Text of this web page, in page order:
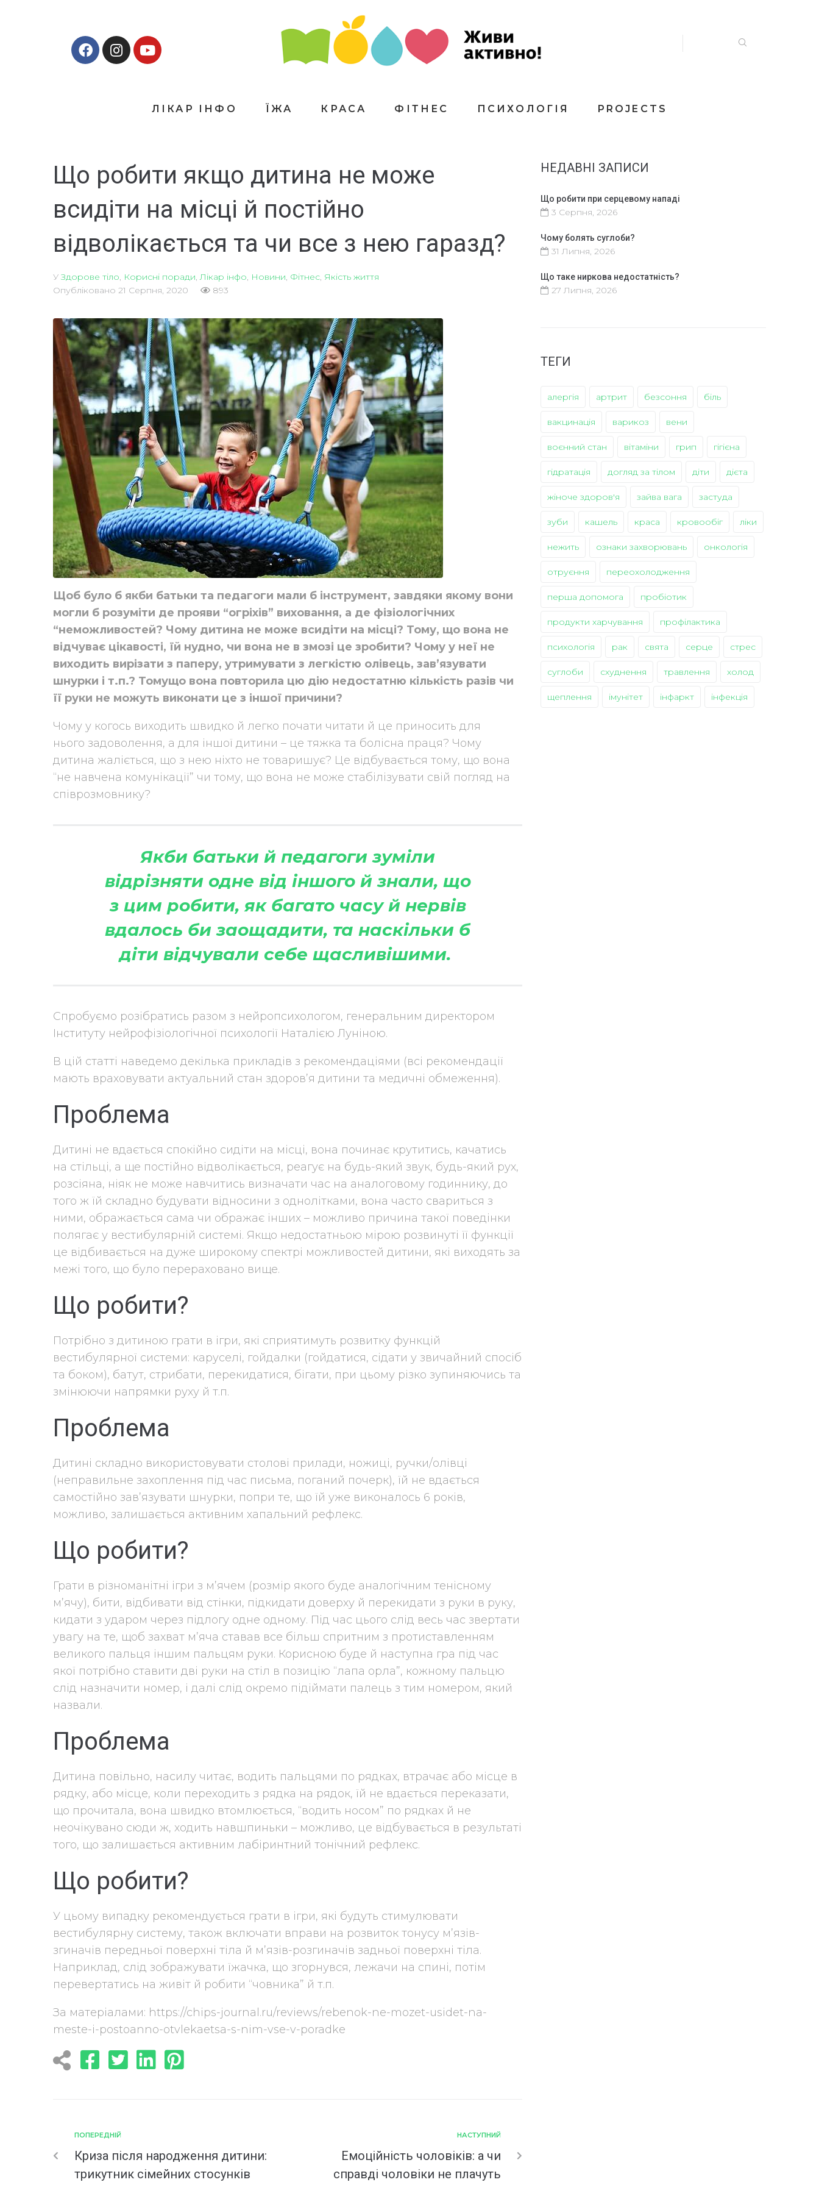
ЛІКАР ІНФО ЇЖА КРАСА ФІТНЕС ПСИХОЛОГІЯ PROJECTS
Що робити якщо дитина не може
всидіти на місці й постійно
відволікається та чи все з нею гаразд?
УЗдорове тіло, Корисні поради,Лікар інфо, Новини, Фітнес, Якість життя
Опубліковано 21 Серпня, 2020 893
Щоб було б якби батьки та педагоги мали б інструмент, завдяки якому вони
могли б розуміти де прояви “огріхів” виховання, а де фізіологічних
“неможливостей? Чому дитина не може всидіти на місці? Тому, що вона не
відчуває цікавості, їй нудно, чи вона не в змозі це зробити? Чому у неї не
виходить вирізати з паперу, утримувати з легкістю олівець, зав’язувати
шнурки і т.п.? Томущо вона повторила цю дію недостатню кількість разів чи
її руки не можуть виконати це з іншої причини?
Чому у когось виходить швидко й легко почати читати й це приносить для
нього задоволення, а для іншої дитини – це тяжка та болісна праця? Чому
дитина жаліється, що з нею ніхто не товаришує? Це відбувається тому, що вона
“не навчена комунікації” чи тому, що вона не може стабілізувати свій погляд на
співрозмовнику?
Якби батьки й педагоги зуміли
відрізняти одне від іншого й знали, що
з цим робити, як багато часу й нервів
вдалось би заощадити, та наскільки б
діти відчували себе щасливішими.
Спробуємо розібратись разом з нейропсихологом, генеральним директором
Інституту нейрофізіологічної психології Наталією Луніною.
В цій статті наведемо декілька прикладів з рекомендаціями (всі рекомендації
мають враховувати актуальний стан здоров’я дитини та медичні обмеження).
Проблема
Дитині не вдається спокійно сидіти на місці, вона починає крутитись, качатись
на стільці, а ще постійно відволікається, реагує на будь-який звук, будь-який рух,
розсіяна, ніяк не може навчитись визначати час на аналоговому годиннику, до
того ж їй складно будувати відносини з однолітками, вона часто свариться з
ними, ображається сама чи ображає інших – можливо причина такої поведінки
полягає у вестибулярній системі. Якщо недостатньою мірою розвинуті її функції
це відбивається на дуже широкому спектрі можливостей дитини, які виходять за
межі того, що було перераховано вище.
Що робити?
Потрібно з дитиною грати в ігри, які сприятимуть розвитку функцій
вестибулярної системи: каруселі, гойдалки (гойдатися, сідати у звичайний спосіб
та боком), батут, стрибати, перекидатися, бігати, при цьому різко зупиняючись та
змінюючи напрямки руху й т.п.
Проблема
Дитині складно використовувати столові прилади, ножиці, ручки/олівці
(неправильне захоплення під час письма, поганий почерк), їй не вдається
самостійно зав’язувати шнурки, попри те, що їй уже виконалось 6 років,
можливо, залишається активним хапальний рефлекс.
Що робити?
Грати в різноманітні ігри з м’ячем (розмір якого буде аналогічним тенісному
м’ячу), бити, відбивати від стінки, підкидати доверху й перекидати з руки в руку,
кидати з ударом через підлогу одне одному. Під час цього слід весь час звертати
увагу на те, щоб захват м’яча ставав все більш спритним з протиставленням
великого пальця іншим пальцям руки. Корисною буде й наступна гра під час
якої потрібно ставити дві руки на стіл в позицію “лапа орла”, кожному пальцю
слід назначити номер, і далі слід окремо підіймати палець з тим номером, який
назвали.
Проблема
Дитина повільно, насилу читає, водить пальцями по рядках, втрачає або місце в
рядку, або місце, коли переходить з рядка на рядок, їй не вдається переказати,
що прочитала, вона швидко втомлюється, “водить носом” по рядках й не
неочікувано сюди ж, ходить навшпиньки – можливо, це відбувається в результаті
того, що залишається активним лабіринтний тонічний рефлекс.
Що робити?
У цьому випадку рекомендується грати в ігри, які будуть стимулювати
вестибулярну систему, також включати вправи на розвиток тонусу м’язів-
згиначів передньої поверхні тіла й м’язів-розгиначів задньої поверхні тіла.
Наприклад, слід зображувати їжачка, що згорнувся, лежачи на спині, потім
перевертатись на живіт й робити “човника” й т.п.
За матеріалами: https://chips-journal.ru/reviews/rebenok-ne-mozet-usidet-na-
meste-i-postoanno-otvlekaetsa-s-nim-vse-v-poradke
ПОПЕРЕДНІЙ
Криза після народження дитини:
трикутник сімейних стосунків
НАСТУПНИЙ
Емоційність чоловіків: а чи
справді чоловіки не плачуть
НЕДАВНІ ЗАПИСИ
Що робити при серцевому нападі
3 Серпня, 2026
Чому болять суглоби?
31 Липня, 2026
Що таке ниркова недостатність?
27 Липня, 2026
ТЕГИ
алергія артрит безсоння біль
вакцинація варикоз вени
воєнний стан вітаміни грип гігієна
гідратація догляд за тілом діти дієта
жіноче здоров'я зайва вага застуда
зуби кашель краса кровообіг ліки
нежить ознаки захворювань онкологія
отруєння переохолодження
перша допомога пробіотик
продукти харчування профілактика
психологія рак свята серце стрес
суглоби схуднення травлення холод
щеплення імунітет інфаркт інфекція